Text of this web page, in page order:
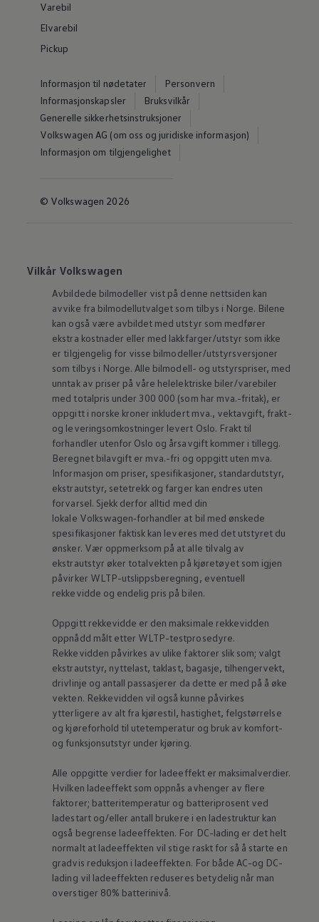
Varebil
Elvarebil
Pickup
Informasjon til nødetater
Personvern
Informasjonskapsler
Bruksvilkår
Generelle sikkerhetsinstruksjoner
Volkswagen AG (om oss og juridiske informasjon)
Informasjon om tilgjengelighet
© Volkswagen 2026
Vilkår Volkswagen
Avbildede bilmodeller vist på denne nettsiden kan
avvike fra bilmodellutvalget som tilbys i Norge. Bilene
kan også være avbildet med utstyr som medfører
ekstra kostnader eller med lakkfarger/utstyr som ikke
er tilgjengelig for visse bilmodeller/utstyrsversjoner
som tilbys i Norge. Alle bilmodell- og utstyrspriser, med
unntak av priser på våre helelektriske biler/varebiler
med totalpris under 300 000 (som har mva.-fritak), er
oppgitt i norske kroner inkludert mva., vektavgift, frakt-
og leveringsomkostninger levert Oslo. Frakt til
forhandler utenfor Oslo og årsavgift kommer i tillegg.
Beregnet bilavgift er mva.-fri og oppgitt uten mva.
Informasjon om priser, spesifikasjoner, standardutstyr,
ekstrautstyr, setetrekk og farger kan endres uten
forvarsel. Sjekk derfor alltid med din
lokale Volkswagen‑forhandler at bil med ønskede
spesifikasjoner faktisk kan leveres med det utstyret du
ønsker. Vær oppmerksom på at alle tilvalg av
ekstrautstyr øker totalvekten på kjøretøyet som igjen
påvirker WLTP-utslippsberegning, eventuell
rekkevidde og endelig pris på bilen.
Oppgitt rekkevidde er den maksimale rekkevidden
oppnådd målt etter WLTP-testprosedyre.
Rekkevidden påvirkes av ulike faktorer slik som; valgt
ekstrautstyr, nyttelast, taklast, bagasje, tilhengervekt,
drivlinje og antall passasjerer da dette er med på å øke
vekten. Rekkevidden vil også kunne påvirkes
ytterligere av alt fra kjørestil, hastighet, felgstørrelse
og kjøreforhold til utetemperatur og bruk av komfort-
og funksjonsutstyr under kjøring.
Alle oppgitte verdier for ladeeffekt er maksimalverdier.
Hvilken ladeeffekt som oppnås avhenger av flere
faktorer; batteritemperatur og batteriprosent ved
ladestart og/eller antall brukere i en ladestruktur kan
også begrense ladeeffekten. For DC-lading er det helt
normalt at ladeeffekten vil stige raskt for så å starte en
gradvis reduksjon i ladeeffekten. For både AC-og DC-
lading vil ladeeffekten reduseres betydelig når man
overstiger 80% batterinivå.